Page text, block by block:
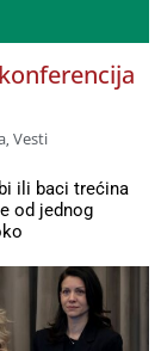
Vesti
ili baci trećina
od jednog